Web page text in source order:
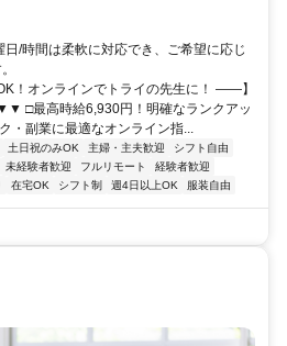
/時間は柔軟に対応でき、ご希望に応じ
！オンラインでトライの先生に！ ――】
□最高時給6,930円！明確なランクアッ
・副業に最適なオンライン指...
土日祝のみOK 主婦・主夫歓迎
シフト自由
未経験者歓迎 フルリモート
経験者歓迎
在宅OK シフト制 週4日以上OK 服装自由